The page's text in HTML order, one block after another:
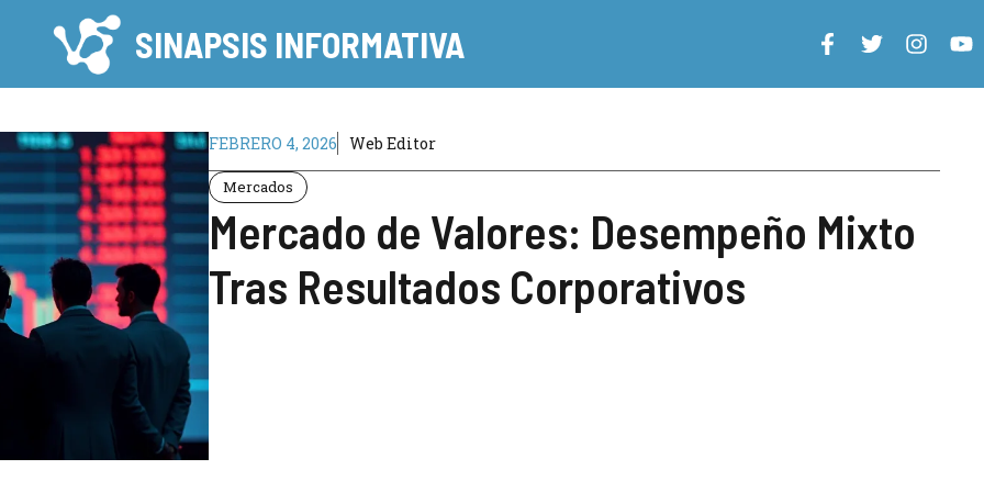
SINAPSIS INFORMATIVA
FEBRERO 4, 2026 Web Editor
Mercados
Mercado de Valores: Desempeño Mixto
Tras Resultados Corporativos